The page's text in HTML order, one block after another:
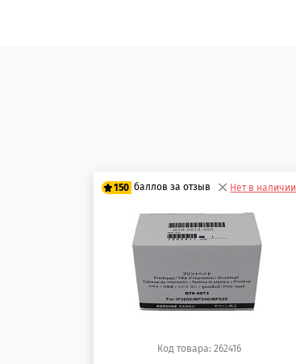
150 баллов за отзыв
125 баллов
150 баллов
Нет в наличии
Код товара: 262416